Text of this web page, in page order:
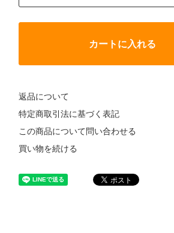
カートに入れる
返品について
特定商取引法に基づく表記
この商品について問い合わせる
買い物を続ける